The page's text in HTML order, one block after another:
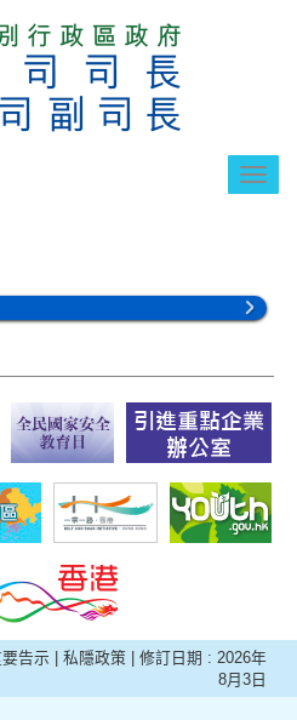
切
告示 | 私隱政策 | 修訂日期 : 2026年
8月3日